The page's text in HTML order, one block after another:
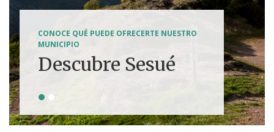
CONOCE QUÉ PUEDE OFRECERTE NUESTRO
MUNICIPIO
Descubre Sesué
Tierra de
aventuras